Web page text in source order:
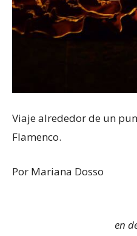
Viaje alrededor de un
Flamenco.
Por Mariana Dosso
en